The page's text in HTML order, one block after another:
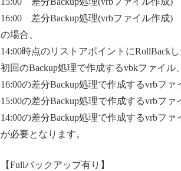
16:00 差分Backup処理(vrbファイル作成)
の場合、
14:00時点のリストアポイントにRollBack
初回のBackup処理で作成するvbkファイル、
16:00の差分Backup処理で作成するvrbファ
15:00の差分Backup処理で作成するvrbファ
14:00の差分Backup処理で作成するvrbファ
が必要となります。
【Fullバックアップ有り】